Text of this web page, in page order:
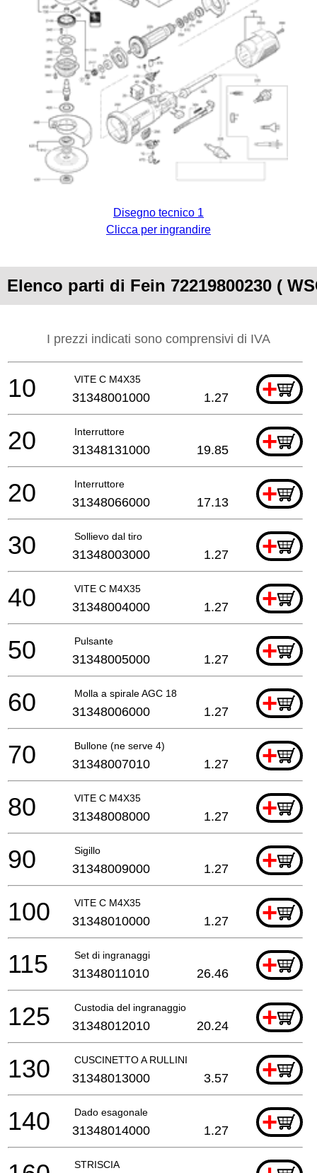
Disegno tecnico 1
Clicca per ingrandire
Elenco parti di Fein 72219800230 (
I prezzi indicati sono comprensivi di IVA
VITE C M4X35 +
10 31348001000 1.27
Interruttore +
20 31348131000 19.85
Interruttore +
20 31348066000 17.13
Sollievo dal tiro +
30 31348003000 1.27
VITE C M4X35 +
40 31348004000 1.27
Pulsante +
50 31348005000 1.27
Molla a spirale AGC 18 +
60 31348006000 1.27
Bullone (ne serve 4) +
70 31348007010 1.27
VITE C M4X35 +
80 31348008000 1.27
Sigillo +
90 31348009000 1.27
VITE C M4X35 +
100 31348010000 1.27
Set di ingranaggi +
115 31348011010 26.46
Custodia del ingranaggio +
125 31348012010 20.24
CUSCINETTO A RULLINI +
130 31348013000 3.57
Dado esagonale +
140 31348014000 1.27
STRISCIA